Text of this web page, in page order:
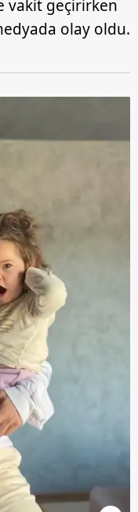
vakit geçirirken
olay oldu.